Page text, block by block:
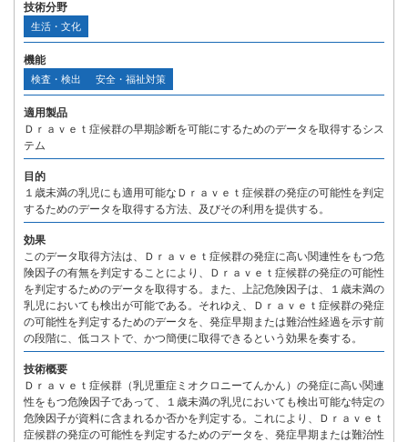
技術分野
生活・文化
機能
検査・検出 安全・福祉対策
適用製品
Ｄｒａｖｅｔ症候群の早期診断を可能にするためのデータを取得するシス
テム
目的
１歳未満の乳児にも適用可能なＤｒａｖｅｔ症候群の発症の可能性を判定
するためのデータを取得する方法、及びその利用を提供する。
効果
このデータ取得方法は、Ｄｒａｖｅｔ症候群の発症に高い関連性をもつ危
険因子の有無を判定することにより、Ｄｒａｖｅｔ症候群の発症の可能性
を判定するためのデータを取得する。また、上記危険因子は、１歳未満の
乳児においても検出が可能である。それゆえ、Ｄｒａｖｅｔ症候群の発症
の可能性を判定するためのデータを、発症早期または難治性経過を示す前
の段階に、低コストで、かつ簡便に取得できるという効果を奏する。
技術概要
Ｄｒａｖｅｔ症候群（乳児重症ミオクロニーてんかん）の発症に高い関連
性をもつ危険因子であって、１歳未満の乳児においても検出可能な特定の
危険因子が資料に含まれるか否かを判定する。これにより、Ｄｒａｖｅｔ
症候群の発症の可能性を判定するためのデータを、発症早期または難治性